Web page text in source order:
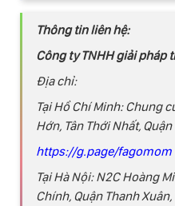
Thông tin liên hệ:
Công ty TNHH giải pháp
Địa chỉ:
Tại Hồ Chí Minh: Chung
Hớn, Tân Thới Nhất,
https://g.page/fagomom
Tại Hà Nội: N2C Hoàng
Chính, Quận Thanh